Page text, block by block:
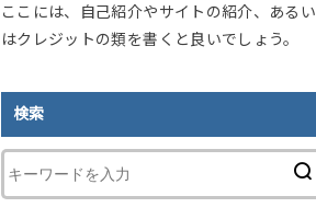
ここには、自己紹介やサイトの紹介、あるい
はクレジットの類を書くと良いでしょう。
検索